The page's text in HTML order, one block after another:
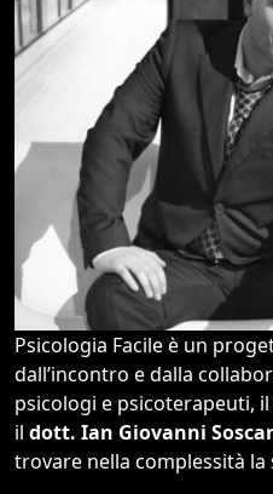
Psicologia Facile è un
dall’incontro e dalla
psicologi e psicoterapeuti, il
il dott. Ian Giovanni
trovare nella complessità la